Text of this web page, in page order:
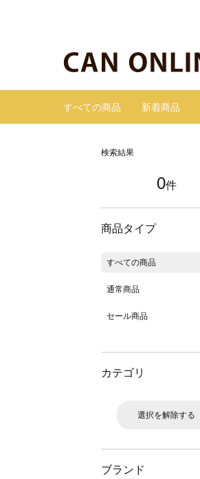
すべての商品 新着商品
検索結果
0件
商品タイプ
すべての商品
通常商品
セール商品
カテゴリ
選択を解除する
ブランド